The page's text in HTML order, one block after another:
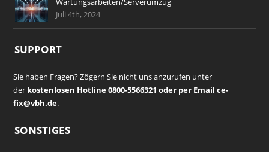
Juli 4th, 2024
SUPPORT
Sie haben Fragen? Zögern Sie nicht uns anzurufen unter
der kostenlosen Hotline 0800-5566321 oder per Email ce-
fix@vbh.de.
SONSTIGES